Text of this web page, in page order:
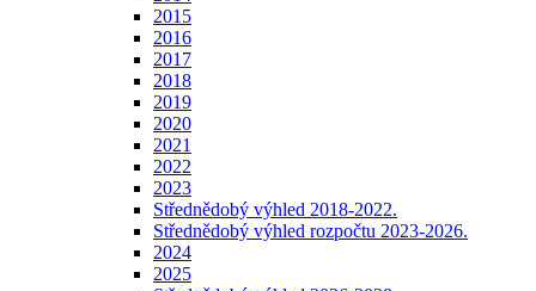
2015
2016
2017
2018
2019
2020
2021
2022
2023
Střednědobý výhled 2018-2022.
Střednědobý výhled rozpočtu 2023-2026.
2024
2025